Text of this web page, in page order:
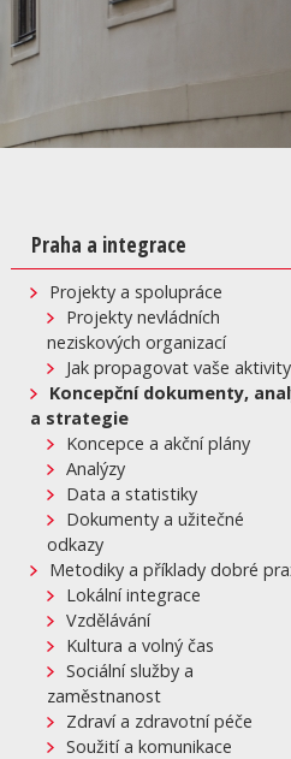
Praha a integrace
Projekty a spolupráce
Projekty nevládních
neziskových organizací
Jak propagovat vaše aktivity
Koncepční dokumenty,
a strategie
Koncepce a akční plány
Analýzy
Data a statistiky
Dokumenty a užitečné
odkazy
Metodiky a příklady dobré
Lokální integrace
Vzdělávání
Kultura a volný čas
Sociální služby a
zaměstnanost
Zdraví a zdravotní péče
Soužití a komunikace